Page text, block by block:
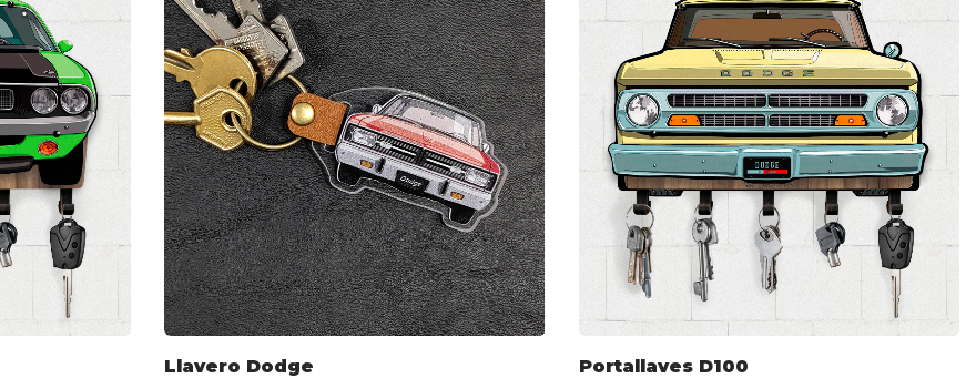
Llavero Dodge
Portallaves D100